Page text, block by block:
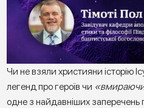
Чи не взяли християни історію
легенд про героїв чи
одне з найдавніших заперечень